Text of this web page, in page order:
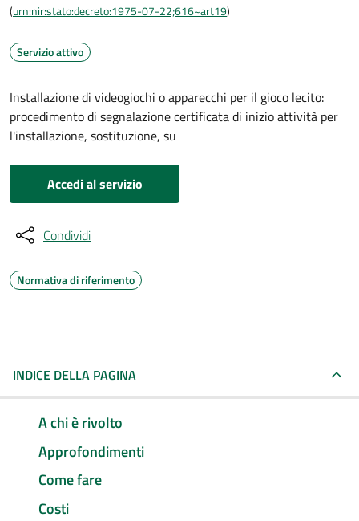
(urn:nir:stato:decreto:1975-07-22;616~art19)
Servizio attivo
Installazione di videogiochi o apparecchi per il gioco lecito:
procedimento di segnalazione certificata di inizio attività per
l'installazione, sostituzione, su
Accedi al servizio
Condividi
Normativa di riferimento
INDICE DELLA PAGINA
A chi è rivolto
Approfondimenti
Come fare
Costi